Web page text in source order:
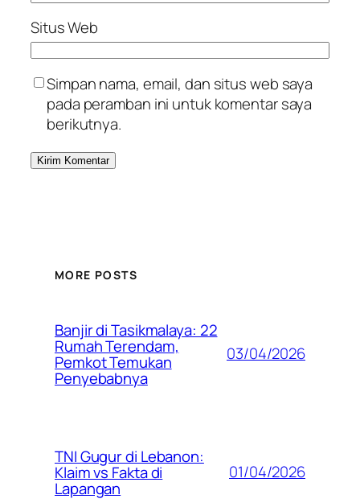
Situs Web
Simpan nama, email, dan situs web saya
pada peramban ini untuk komentar saya
berikutnya.
MORE POSTS
Banjir di Tasikmalaya: 22
Rumah Terendam,
Pemkot Temukan
Penyebabnya
03/04/2026
TNI Gugur di Lebanon:
Klaim vs Fakta di
Lapangan
01/04/2026